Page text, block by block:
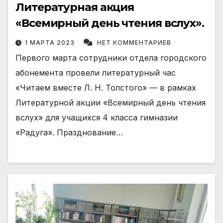
Литературная акция
«Всемирный день чтения вслух».
1 МАРТА 2023 НЕТ КОММЕНТАРИЕВ
Первого марта сотрудники отдела городского
абонемента провели литературный час
«Читаем вместе Л. Н. Толстого» — в рамках
Литературной акции «Всемирный день чтения
вслух» для учащихся 4 класса гимназии
«Радуга». Празднование…